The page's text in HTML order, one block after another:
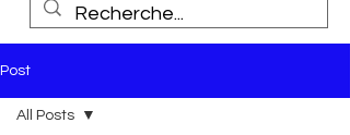
Post
All Posts